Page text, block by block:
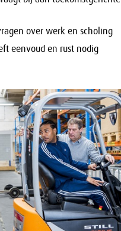
over werk en scholing
eenvoud en rust nodig